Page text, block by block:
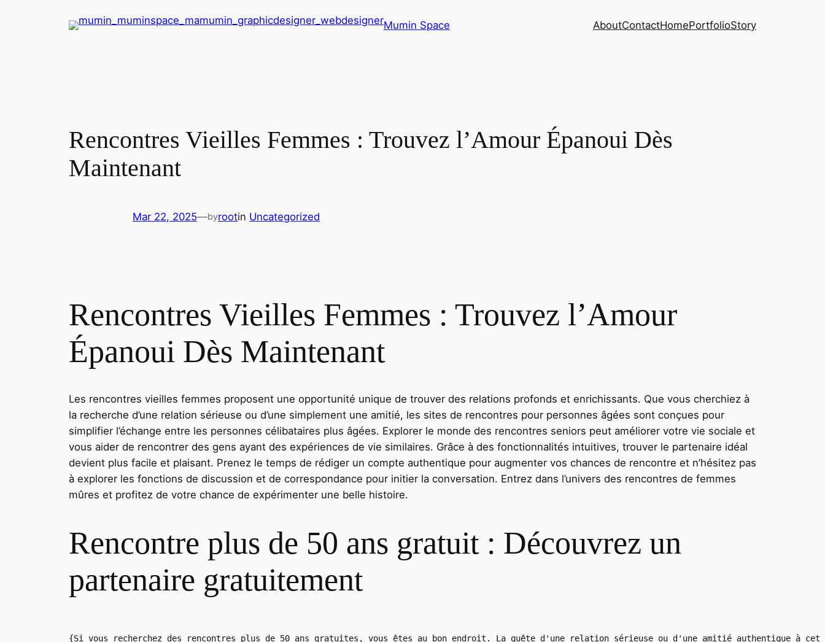
Mumin Space AboutContactHomePortfolioStory
Rencontres Vieilles Femmes : Trouvez l’Amour Épanoui Dès
Maintenant
Mar 22, 2025—byrootin Uncategorized
Rencontres Vieilles Femmes : Trouvez l’Amour
Épanoui Dès Maintenant
Les rencontres vieilles femmes proposent une opportunité unique de trouver des relations profonds et enrichissants. Que vous cherchiez à
la recherche d’une relation sérieuse ou d’une simplement une amitié, les sites de rencontres pour personnes âgées sont conçues pour
simplifier l’échange entre les personnes célibataires plus âgées. Explorer le monde des rencontres seniors peut améliorer votre vie sociale et
vous aider de rencontrer des gens ayant des expériences de vie similaires. Grâce à des fonctionnalités intuitives, trouver le partenaire idéal
devient plus facile et plaisant. Prenez le temps de rédiger un compte authentique pour augmenter vos chances de rencontre et n’hésitez pas
à explorer les fonctions de discussion et de correspondance pour initier la conversation. Entrez dans l’univers des rencontres de femmes
mûres et profitez de votre chance de expérimenter une belle histoire.
Rencontre plus de 50 ans gratuit : Découvrez un
partenaire gratuitement
{Si vous recherchez des rencontres plus de 50 ans gratuites, vous êtes au bon endroit. La quête d'une relation sérieuse ou d'une amitié authentique à